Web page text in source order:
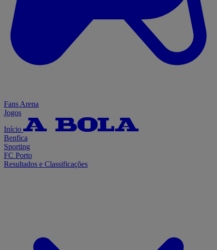
Fans Arena
Jogos
Início
Benfica
Sporting
FC Porto
Resultados e Classificações